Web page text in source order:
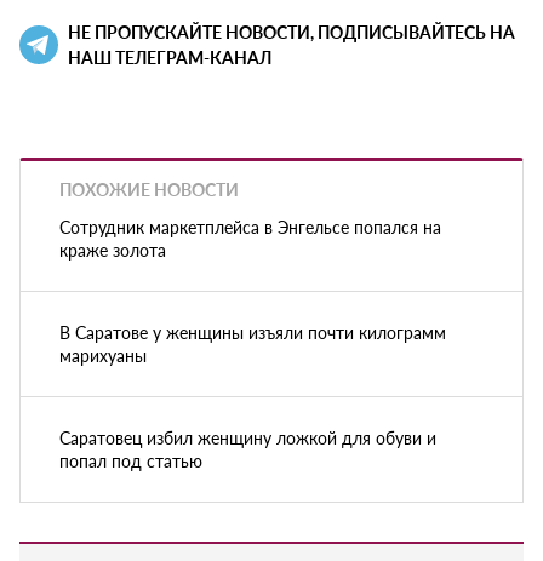
НЕ ПРОПУСКАЙТЕ НОВОСТИ, ПОДПИСЫВАЙТЕСЬ НА
НАШ ТЕЛЕГРАМ-КАНАЛ
ПОХОЖИЕ НОВОСТИ
Сотрудник маркетплейса в Энгельсе попался на
краже золота
В Саратове у женщины изъяли почти килограмм
марихуаны
Саратовец избил женщину ложкой для обуви и
попал под статью